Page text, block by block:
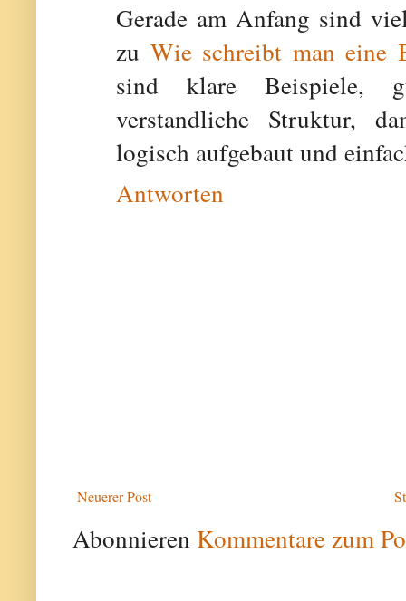
Gerade am Anfang sind
zu Wie schreibt man eine
sind klare Beispiele,
verstandliche Struktur,
logisch aufgebaut und
Antworten
Neuerer Post
Abonnieren Kommentare zum